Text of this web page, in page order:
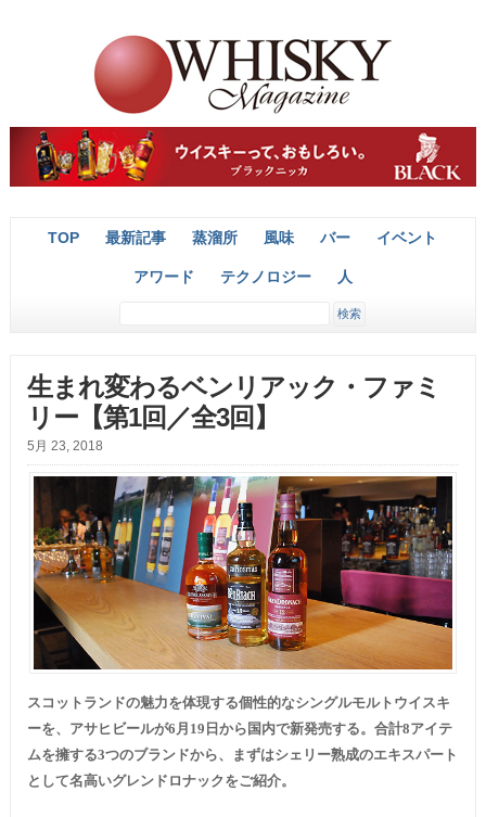
TOP 最新記事 蒸溜所 風味 バー イベント
アワード テクノロジー 人
生まれ変わるベンリアック・ファミ
リー【第1回／全3回】
5月 23, 2018
スコットランドの魅力を体現する個性的なシングルモルトウイスキ
ーを、アサヒビールが6月19日から国内で新発売する。合計8アイテ
ムを擁する3つのブランドから、まずはシェリー熟成のエキスパート
として名高いグレンドロナックをご紹介。